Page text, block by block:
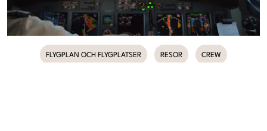
FLYGPLAN OCH FLYGPLATSER RESOR CREW